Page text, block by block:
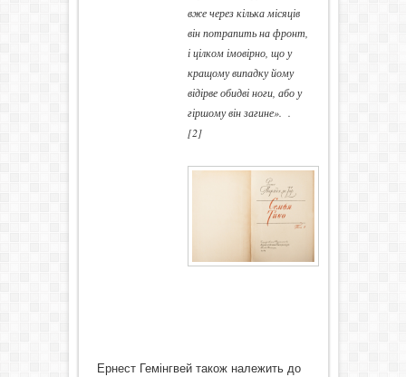
вже через кілька місяців
він потрапить на фронт,
і цілком імовірно, що у
кращому випадку йому
відірве обидві ноги, або у
гіршому він загине». .
[2]
Ернест Гемінгвей також належить до